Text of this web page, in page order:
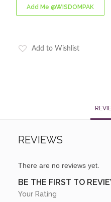
Add Me @WISDOMPAK
Add to Wishlist
REVIEWS
There are no reviews yet.
BE THE FIRST TO
Your Rating